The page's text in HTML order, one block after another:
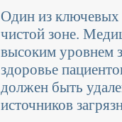
Один из ключевых
чистой зоне.
высоким уровнем
здоровье
должен быть
источников